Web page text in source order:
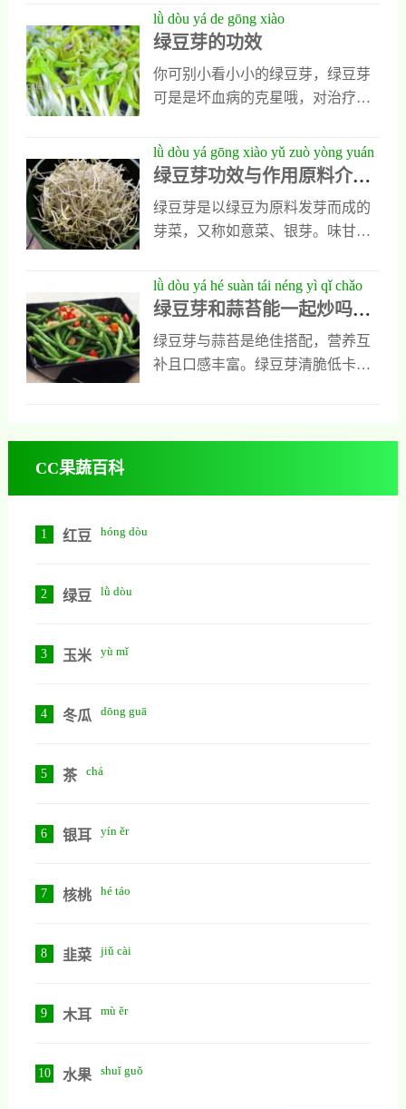
癌和胃癌的发生机率大大下降。因
为绿豆芽中含有大
青椒洗干净以后再切成丝，再把绿
豆芽洗干净以后再淋水，再把油锅
烧热，把青椒入锅炒一下，再把绿
豆芽放进去爆炒，再加入适量的白
清洗干净，再把韭菜切成段，把油
锅
近年来的新时尚，芽菜中以绿豆芽
最为便宜，而且营养丰富，是自然
豆在发芽的过程中，维生素C会增
加很多，所以绿豆芽的营养价值比
中含有丰富的维生素C,可以治疗坏
血病； 2. 它还有清除血管壁中胆固
醇和脂肪的堆积、防止心血管病变
的作用； 3. 绿豆芽中还含有核黄
的健康蔬菜，有预防
lǜ dòu yá de gōng xiào
绿豆芽的功效
你可别小看小小的绿豆芽，绿豆芽
可是是坏血病的克星哦，对治疗坏
物绿豆的种子浸泡后发出的嫩芽，
绿豆在发芽的过程中，维生素C会
比绿豆更大。因此，食用绿芽菜是
近年来的新时尚。豆芽始见载于神
豆所制，且有性味、功效的记载，
说明应用已久。绿豆芽始见载于东
京梦华录。至明清之际，豆芽已入
食籍。据茶余客话称，绿豆芽被作
lǜ dòu yá gōng xiào yǔ zuò yòng yuán
liào jiè shào yíng yǎng fèn xī shì yí rén
qún shí yòng zhǐ dǎo shí cái wén huà
绿豆芽功效与作用原料介绍
营养分析适宜人群食用指导
食材文化
绿豆芽是以绿豆为原料发芽而成的
芽菜，又称如意菜、银芽。味甘性
利尿的功效。在发芽过程中维生素
C大幅增加，营养价值高于绿豆。
维，能预防坏血病、降低胆固醇、
防心血管病、促排便、防消化道癌
每次约30克。
lǜ dòu yá hé suàn tái néng yì qǐ chǎo
ma yī dào qīng shuǎng cuì nèn de jiā
cháng xiǎo chǎo quán gōng lüè
绿豆芽和蒜苔能一起炒吗？
营养搭配与烹饪全解析
绿豆芽与蒜苔是绝佳搭配，营养互
补且口感丰富。绿豆芽清脆低卡，
CC果蔬百科
1 红豆 hóng dòu
2 绿豆 lǜ dòu
3 玉米 yù mǐ
4 冬瓜 dōng guā
5 茶 chá
6 银耳 yín ěr
7 核桃 hé táo
8 韭菜 jiǔ cài
9 木耳 mù ěr
10 水果 shuǐ guǒ